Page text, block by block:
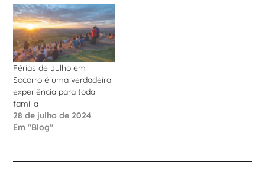
Férias de Julho em
Socorro é uma verdadeira
experiência para toda
família
28 de julho de 2024
Em "Blog"